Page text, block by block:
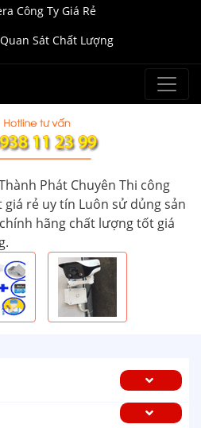
Công Ty Giá Rẻ
Sát Chất Lượng
Phát Chuyên Thi công
rẻ uy tín Luôn sử dủng sản
hãng chất lượng tốt giá